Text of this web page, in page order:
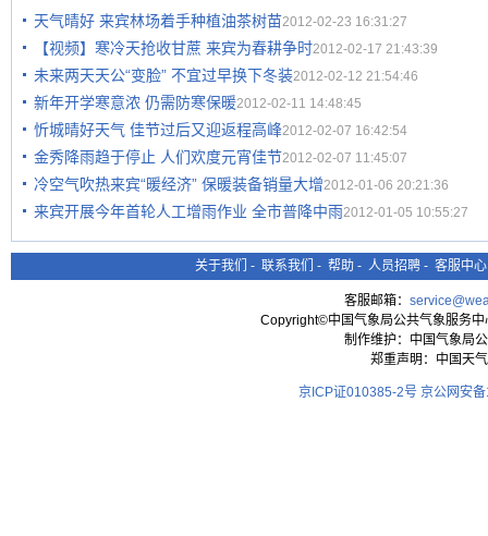
天气晴好 来宾林场着手种植油茶树苗2012-02-23 16:31:27
【视频】寒冷天抢收甘蔗 来宾为春耕争时2012-02-17 21:43:39
未来两天天公“变脸” 不宜过早换下冬装2012-02-12 21:54:46
新年开学寒意浓 仍需防寒保暖2012-02-11 14:48:45
忻城晴好天气 佳节过后又迎返程高峰2012-02-07 16:42:54
金秀降雨趋于停止 人们欢度元宵佳节2012-02-07 11:45:07
冷空气吹热来宾“暖经济” 保暖装备销量大增2012-01-06 20:21:36
来宾开展今年首轮人工增雨作业 全市普降中雨2012-01-05 10:55:27
关于我们 - 联系我们 - 帮助 - 人员招聘 - 客服中心
客服邮箱：
Copyright©中国气象局公共气象服务
制作维护：中国气象局
郑重声明：中国天
京ICP证010385-2号 京公网安